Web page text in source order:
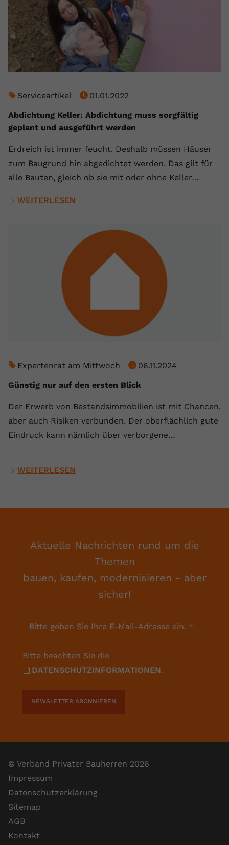
Serviceartikel
01.01.2022
Abdichtung Keller: Abdichtung muss sorgfältig
geplant und ausgeführt werden
Erdreich ist immer feucht. Deshalb müssen Häuser
zum Baugrund hin abgedichtet werden. Das gilt für
alle Bauten, gleich ob sie mit oder ohne Keller…
WEITERLESEN
Expertenrat am Mittwoch
06.11.2024
Günstig nur auf den ersten Blick
Der Erwerb von Bestandsimmobilien ist mit Chancen,
aber auch Risiken verbunden. Der oberflächlich gute
Eindruck kann nämlich über verborgene…
WEITERLESEN
Aktuelle Nachrichten rund um die
Themen
bauen, kaufen, modernisieren - aber
sicher!
Bitte geben Sie Ihre E-Mail-Adresse ein. *
Bitte beachten Sie die
DATENSCHUTZINFORMATIONEN.
NEWSLETTER ABONNIEREN
© Verband Privater Bauherren 2026
Impressum
Datenschutzerklärung
Sitemap
AGB
Kontakt